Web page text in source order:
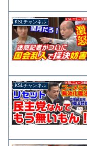
KSLチャンネル
KSLチャンネル